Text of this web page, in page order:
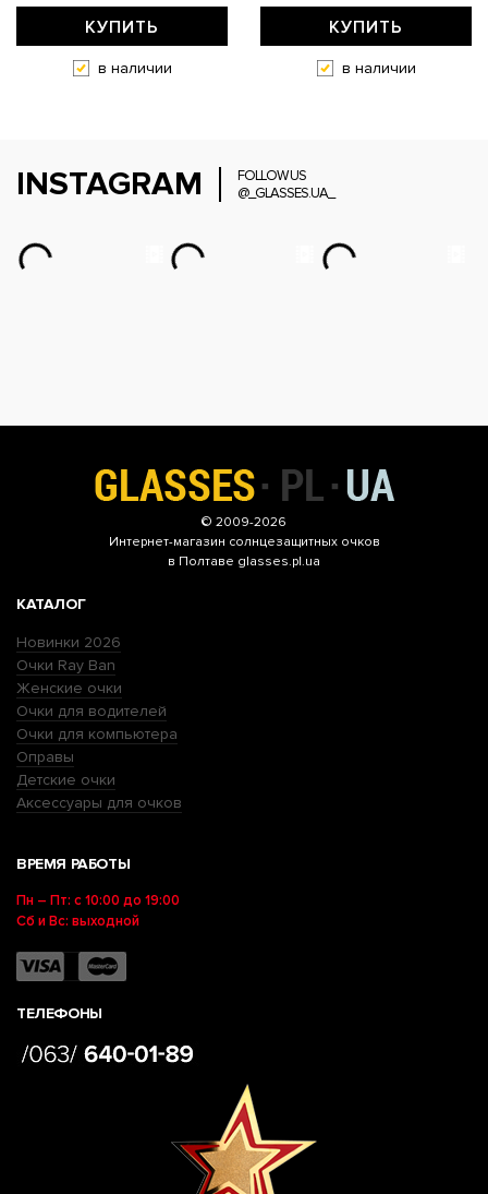
КУПИТЬ
в наличии
КУПИТЬ
в наличии
INSTAGRAM
FOLLOW US
@_GLASSES.UA_
© 2009-2026
Интернет-магазин солнцезащитных очков
в Полтаве glasses.pl.ua
КАТАЛОГ
Новинки 2026
Очки Ray Ban
Женские очки
Очки для водителей
Очки для компьютера
Оправы
Детские очки
Аксессуары для очков
ВРЕМЯ РАБОТЫ
Пн – Пт: с 10:00 до 19:00
Сб и Вс: выходной
ТЕЛЕФОНЫ